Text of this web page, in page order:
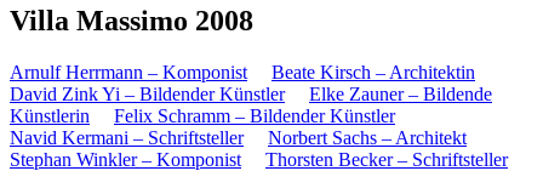
Villa Massimo 2008
Arnulf Herrmann – Komponist
Beate Kirsch – Architektin
David Zink Yi – Bildender Künstler
Elke Zauner – Bildende
Künstlerin
Felix Schramm – Bildender Künstler
Navid Kermani – Schriftsteller
Norbert Sachs – Architekt
Stephan Winkler – Komponist
Thorsten Becker – Schriftsteller